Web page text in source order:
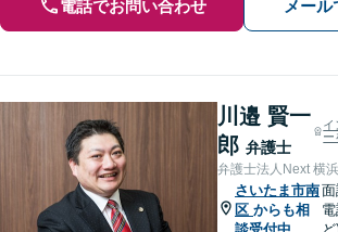
電話でお問い合わせ メー
川邉 賢一
郎 弁護士
イ
ー
弁護士法人Next 横
さいたま市南
区 からも相
談受付中
面